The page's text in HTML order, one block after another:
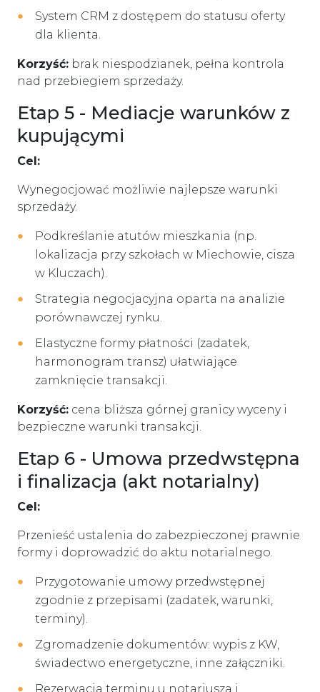
System CRM z dostępem do statusu oferty
dla klienta.
Korzyść: brak niespodzianek, pełna kontrola
nad przebiegiem sprzedaży.
Etap 5 - Mediacje warunków z
kupującymi
Cel:
Wynegocjować możliwie najlepsze warunki
sprzedaży.
Podkreślanie atutów mieszkania (np.
lokalizacja przy szkołach w Miechowie, cisza
w Kluczach).
Strategia negocjacyjna oparta na analizie
porównawczej rynku.
Elastyczne formy płatności (zadatek,
harmonogram transz) ułatwiające
zamknięcie transakcji.
Korzyść: cena bliższa górnej granicy wyceny i
bezpieczne warunki transakcji.
Etap 6 - Umowa przedwstępna
i finalizacja (akt notarialny)
Cel:
Przenieść ustalenia do zabezpieczonej prawnie
formy i doprowadzić do aktu notarialnego.
Przygotowanie umowy przedwstępnej
zgodnie z przepisami (zadatek, warunki,
terminy).
Zgromadzenie dokumentów: wypis z KW,
świadectwo energetyczne, inne załączniki.
Rezerwacja terminu u notariusza i